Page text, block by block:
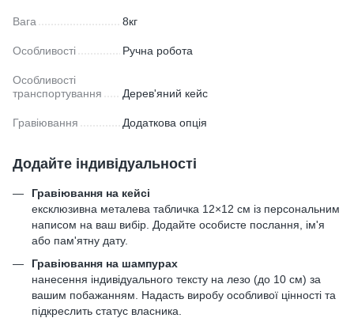
Вага 8кг
Особливості Ручна робота
Особливості
транспортування
Дерев'яний кейс
Гравіювання Додаткова опція
Додайте індивідуальності
Гравіювання на кейсі
ексклюзивна металева табличка 12×12 см із персональним
написом на ваш вибір. Додайте особисте послання, ім'я
або пам'ятну дату.
Гравіювання на шампурах
нанесення індивідуального тексту на лезо (до 10 см) за
вашим побажанням. Надасть виробу особливої цінності та
підкреслить статус власника.